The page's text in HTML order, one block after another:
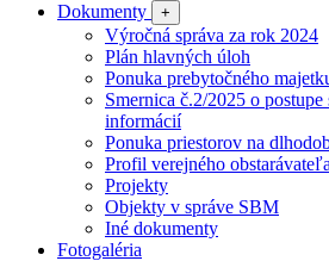
Dokumenty
+
Výročná správa za rok 2024
Plán hlavných úloh
Ponuka prebytočného
Smernica č.2/2025 o
informácií
Ponuka priestorov na
Profil verejného obstarávateľa
Projekty
Objekty v správe SBM
Iné dokumenty
Fotogaléria